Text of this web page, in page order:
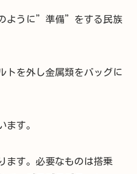
ように”準備”をする民族
トを外し金属類をバッグに
ます。
ます。必要なものは搭乗